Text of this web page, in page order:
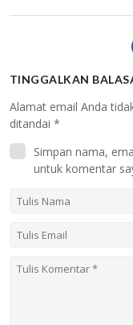
TINGGALKAN
Alamat email Anda
ditandai *
Simpan nama,
untuk komentar